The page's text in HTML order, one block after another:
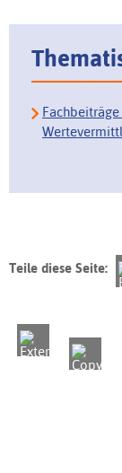
Teile diese Seite: